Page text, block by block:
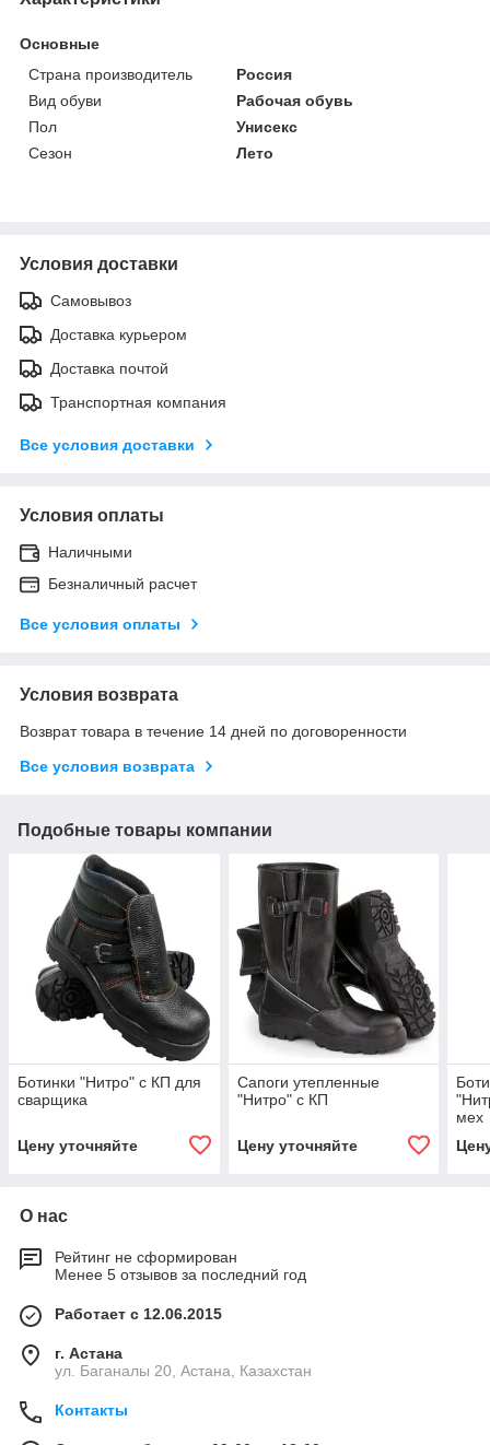
Основные
Страна производитель
Россия
Вид обуви
Рабочая обувь
Пол
Унисекс
Сезон
Лето
Условия доставки
Самовывоз
Доставка курьером
Доставка почтой
Транспортная компания
Все условия доставки
Условия оплаты
Наличными
Безналичный расчет
Все условия оплаты
Условия возврата
Возврат товара в течение 14 дней по договоренности
Все условия возврата
Подобные товары компании
Ботинки "Нитро" с КП для
сварщика
Цену уточняйте
Сапоги утепленные
"Нитро" с КП
Цену уточняйте
мех
О нас
Рейтинг не сформирован
Менее 5 отзывов за последний год
Работает с 12.06.2015
г. Астана
ул. Баганалы 20, Астана, Казахстан
Контакты